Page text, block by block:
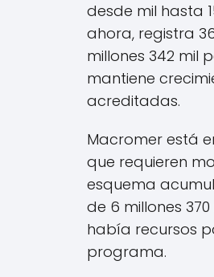
desde mil hasta
ahora, registra
millones 342 mil
mantiene
acreditadas.
Macromer está
que requieren
esquema
de 6 millones
había recursos
programa.